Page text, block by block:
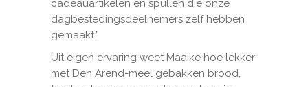
cadeauartikelen en spullen die onze
dagbestedingsdeelnemers zelf hebben
gemaakt.”
Uit eigen ervaring weet Maaike hoe lekker
met Den Arend-meel gebakken brood,